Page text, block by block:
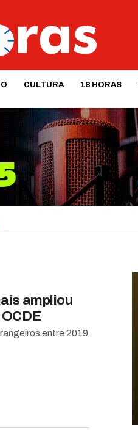
CULTURA 18 HORAS
ampliou
entre 2019